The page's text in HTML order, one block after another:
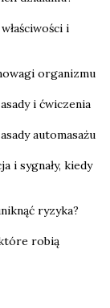
i
organizmu
i ćwiczenia
automasażu
i sygnały, kiedy
ryzyka?
robią